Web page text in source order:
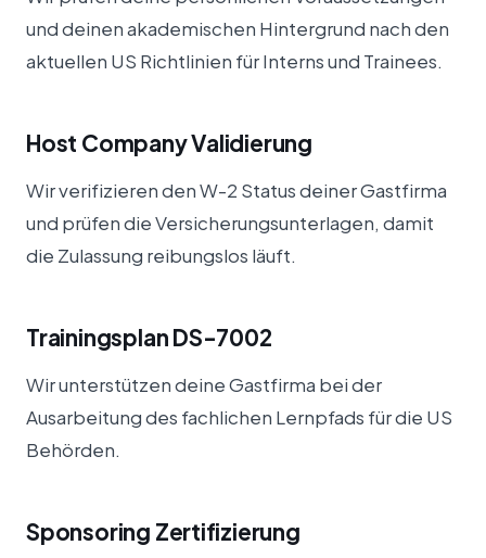
und deinen akademischen Hintergrund nach den
aktuellen US Richtlinien für Interns und Trainees.
Host Company Validierung
Wir verifizieren den W-2 Status deiner Gastfirma
und prüfen die Versicherungsunterlagen, damit
die Zulassung reibungslos läuft.
Trainingsplan DS-7002
Wir unterstützen deine Gastfirma bei der
Ausarbeitung des fachlichen Lernpfads für die US
Behörden.
Sponsoring Zertifizierung